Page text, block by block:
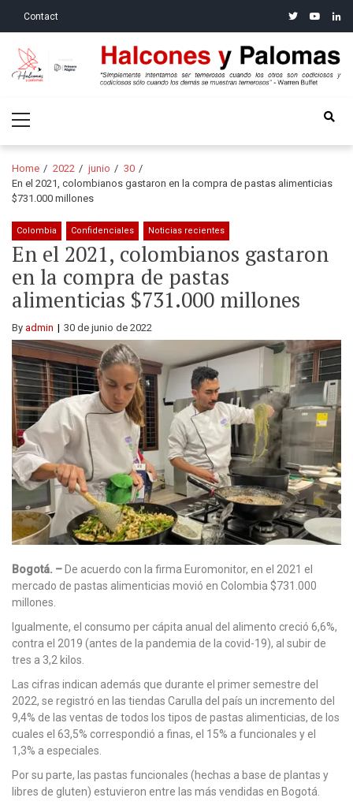
Contact twitteryoutube
Halcones y Palomas
Menu
Home 2022 junio
30
En el 2021, colombianos gastaron en la compra de pastas alimenticias
$731.000 millones
Colombia Confidenciales Noticias recientes
En el 2021, colombianos gastaron
en la compra de pastas
alimenticias $731.000 millones
By admin 30 de junio de 2022
Bogotá. – De acuerdo con la firma Euromonitor, en el 2021 el
mercado de pastas alimenticias movió en Colombia $731.000
millones.
Igualmente, el consumo per cápita anual del alimento creció 6,6%,
contra el 2019 (antes de la pandemia de la covid-19), al subir de
tres a 3,2 kilos.
Las cifras indican además que durante el primer semestre del
2022, se registró en las tiendas Carulla del país un incremento del
9,4% de las ventas de todos los tipos de pastas alimenticias, de los
cuales el 63,5% correspondió a finas, el 15% a funcionales y el
1,3% a especiales.
Por su parte, las pastas funcionales (hechas a base de plantas y
libres de gluten) estuvieron entre las más vendidas en Bogotá.